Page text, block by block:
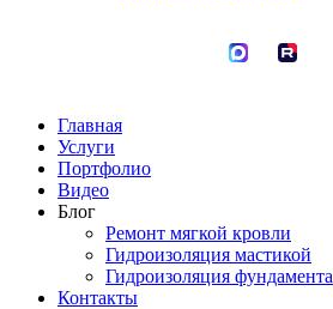
Главная
Услуги
Портфолио
Видео
Блог
Ремонт мягкой кровли
Гидроизоляция мастикой
Гидроизоляция фундамента
Контакты